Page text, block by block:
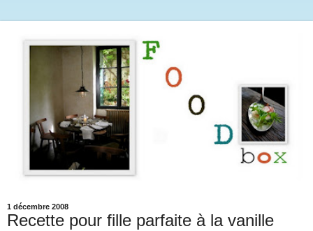
1 décembre 2008
Recette pour fille parfaite à la vanille